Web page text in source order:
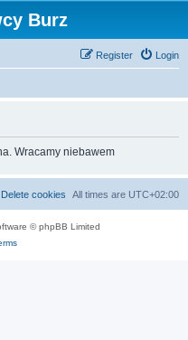
Burz
Login
Register
Wracamy niebawem
All times are UTC+02:00
Delete cookies
© phpBB Limited